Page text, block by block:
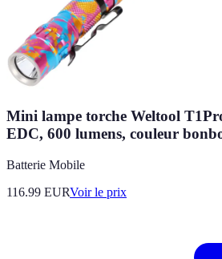
Mini lampe torche Weltool
EDC, 600 lumens, couleur
Batterie Mobile
116.99 EURVoir le prix